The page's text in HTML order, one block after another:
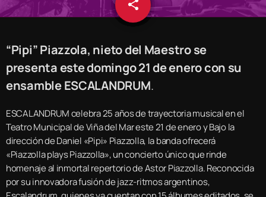
share
email
“Pipi” Piazzola, nieto del Maestro se
presenta este domingo 21 de enero con su
ensamble ESCALANDRUM.
ESCALANDRUM celebra 25 años de trayectoria musical en el
Teatro Municipal de Viña del Mar este 21 de enero y Bajo la
dirección de Daniel «Pipi» Piazzolla, la banda ofrecerá
«Piazzolla plays Piazzolla», un concierto único que rinde
homenaje al inmortal repertorio de Astor Piazzolla. Reconocida
por su innovadora fusión de jazz-ritmos argentinos,